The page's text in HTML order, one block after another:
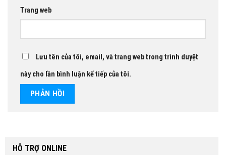
Trang web
Lưu tên của tôi, email, và trang web trong trình duyệt
này cho lần bình luận kế tiếp của tôi.
HỖ TRỢ ONLINE